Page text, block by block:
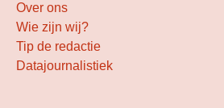
Over ons
Wie zijn wij?
Tip de redactie
Datajournalistiek